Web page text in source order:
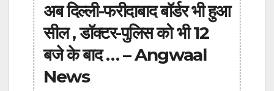
अब दिल्ली-फरीदाबाद बॉर्डर भी हुआ
सील , डॉक्टर-पुलिस को भी 12
बजे के बाद … – Angwaal
News